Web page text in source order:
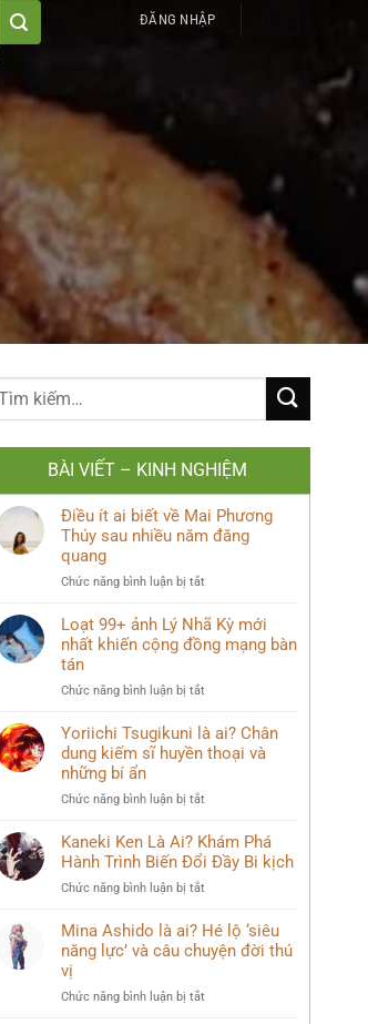
ĐĂNG NHẬP
BÀI VIẾT – KINH NGHIỆM
Điều ít ai biết về Mai Phương
Thúy sau nhiều năm đăng
quang
Chức năng bình luận bị tắt
ít
biết
Mai
Thúy
sau
đăng
Loạt 99+ ảnh Lý Nhã Kỳ mới
nhất khiến cộng đồng mạng bàn
tán
Chức năng bình luận bị tắt
99+
ảnh
Kỳ
nhất
khiến
đồng
bàn
tán
Yoriichi Tsugikuni là ai? Chân
dung kiếm sĩ huyền thoại và
những bí ẩn
Chức năng bình luận bị tắt
Tsugikuni
là
Chân
kiếm
sĩ
và
Kaneki Ken Là Ai? Khám Phá
Hành Trình Biến Đổi Đầy Bi kịch
Chức năng bình luận bị tắt
Ken
Ai?
Phá
Mina Ashido là ai? Hé lộ ‘siêu
năng lực’ và câu chuyện đời thú
vị
Chức năng bình luận bị tắt